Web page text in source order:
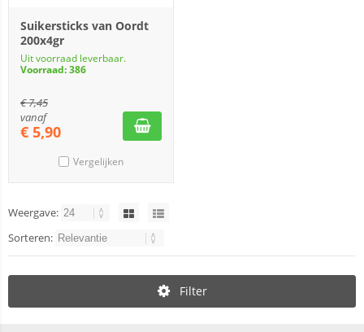
Suikersticks van Oordt
200x4gr
Uit voorraad leverbaar.
Voorraad: 386
€7,45
vanaf
€ 5,90
Vergelijken
Weergave:
Sorteren:
Filter